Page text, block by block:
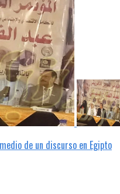
de un discurso en Egipto